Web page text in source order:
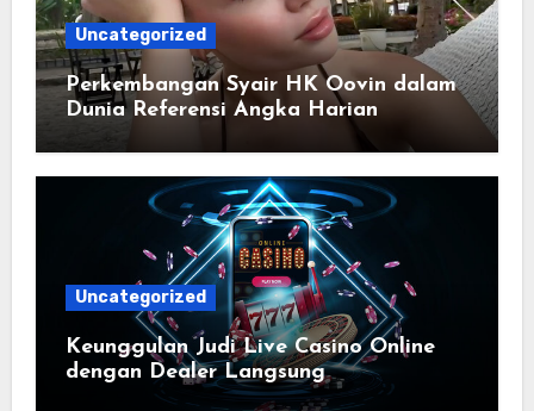
Uncategorized
Perkembangan Syair HK Oovin dalam
Dunia Referensi Angka Harian
Uncategorized
Keunggulan Judi Live Casino Online
dengan Dealer Langsung